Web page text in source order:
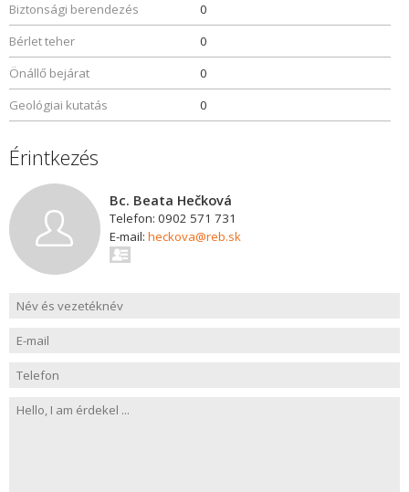
Biztonsági berendezés
0
Bérlet teher
0
Önállő bejárat
0
Geológiai kutatás
0
Érintkezés
Bc. Beata Hečková
Telefon: 0902 571 731
E-mail: heckova@reb.sk